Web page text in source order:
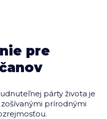
pre
párty života je
prírodnými